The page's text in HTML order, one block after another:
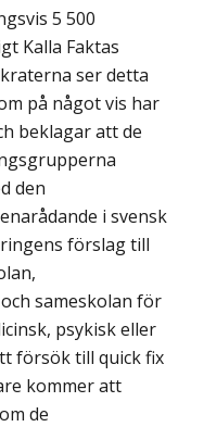
5 500
Kalla Faktas
ser detta
på något vis har
beklagar att de
den
i svensk
förslag till
sameskolan för
psykisk eller
försök till quick fix
kommer att
de